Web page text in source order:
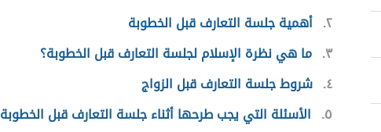
٢ أهمية جلسة التعارف قبل الخطوبة
٣ ما هي نظرة الإسلام لجلسة التعارف قبل الخطوبة؟
٤ شروط جلسة التعارف قبل الزواج
٥ الأسئلة التي يجب طرحها أثناء جلسة التعارف قبل الخطوبة